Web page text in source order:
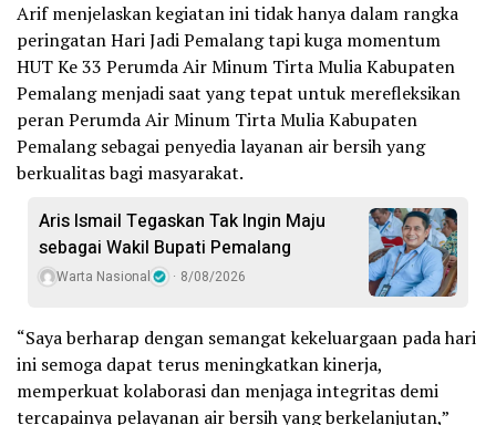
Arif menjelaskan kegiatan ini tidak hanya dalam rangka
peringatan Hari Jadi Pemalang tapi kuga momentum
HUT Ke 33 Perumda Air Minum Tirta Mulia Kabupaten
Pemalang menjadi saat yang tepat untuk merefleksikan
peran Perumda Air Minum Tirta Mulia Kabupaten
Pemalang sebagai penyedia layanan air bersih yang
berkualitas bagi masyarakat.
Aris Ismail Tegaskan Tak Ingin Maju
sebagai Wakil Bupati Pemalang
Warta Nasional 8/08/2026
“Saya berharap dengan semangat kekeluargaan pada hari
ini semoga dapat terus meningkatkan kinerja,
memperkuat kolaborasi dan menjaga integritas demi
tercapainya pelayanan air bersih yang berkelanjutan,”